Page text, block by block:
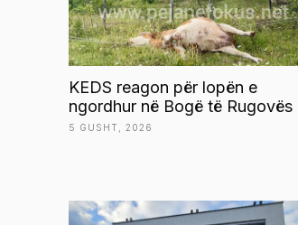
KEDS reagon për lopën e
ngordhur në Bogë të Rugovës
5 GUSHT, 2026